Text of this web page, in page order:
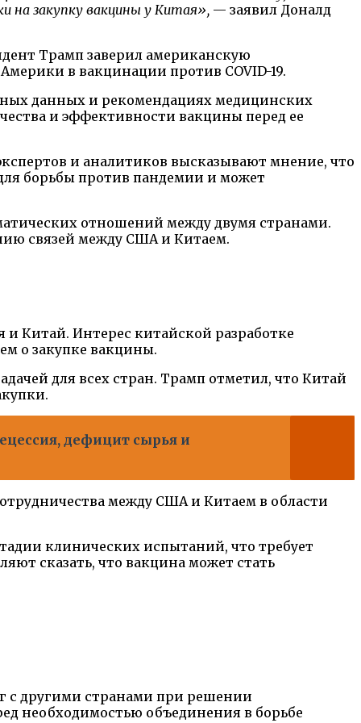
на закупку вакцины у Китая», — заявил Доналд
Трамп заверил американскую
в вакцинации против COVID-19.
данных и рекомендациях медицинских
и эффективности вакцины перед ее
и аналитиков высказывают мнение, что
борьбы против пандемии и может
отношений между двумя странами.
связей между США и Китаем.
Китай. Интерес китайской разработке
о закупке вакцины.
для всех стран. Трамп отметил, что Китай
дефицит сырья и
между США и Китаем в области
клинических испытаний, что требует
сказать, что вакцина может стать
с другими странами при решении
необходимостью объединения в борьбе